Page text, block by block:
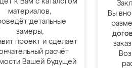
к Вам с каталогом
материалов,
детальные
замеры,
проект и сделает
расчёт
Вашей будущей
Вы